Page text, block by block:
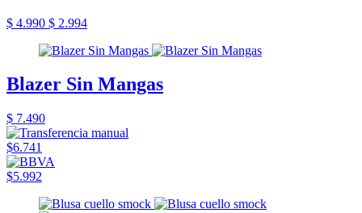
$ 4.990 $ 2.994
Blazer Sin Mangas
$ 7.490
$6.741
$5.992